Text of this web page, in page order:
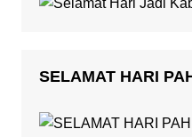
SELAMAT HARI